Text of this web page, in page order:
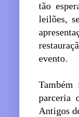
tão
leilões,
evento.
parceria
Antigos